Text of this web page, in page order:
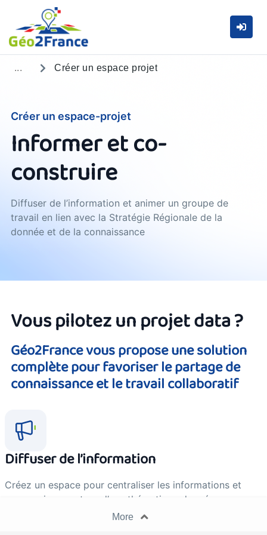
More
... Créer un espace projet
Créer un espace-projet
Informer et co-
construire
Diffuser de l’information et animer un groupe de
travail en lien avec la Stratégie Régionale de la
donnée et de la connaissance
Vous pilotez un projet data ?
Géo2France vous propose une solution
complète pour favoriser le partage de
connaissance et le travail collaboratif
Diffuser de l’information
Créez un espace pour centraliser les informations et
communiquer autour d’une thématique donnée.